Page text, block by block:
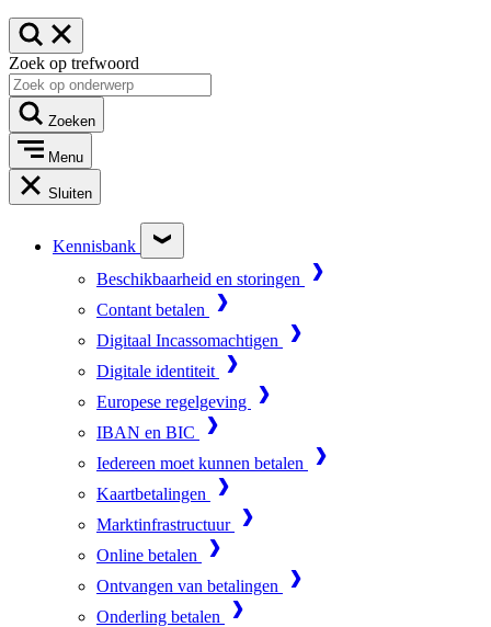
Zoek op trefwoord
Zoeken
Menu
Sluiten
Kennisbank
Beschikbaarheid en storingen
Contant betalen
Digitaal Incassomachtigen
Digitale identiteit
Europese regelgeving
IBAN en BIC
Iedereen moet kunnen betalen
Kaartbetalingen
Marktinfrastructuur
Online betalen
Ontvangen van betalingen
Onderling betalen